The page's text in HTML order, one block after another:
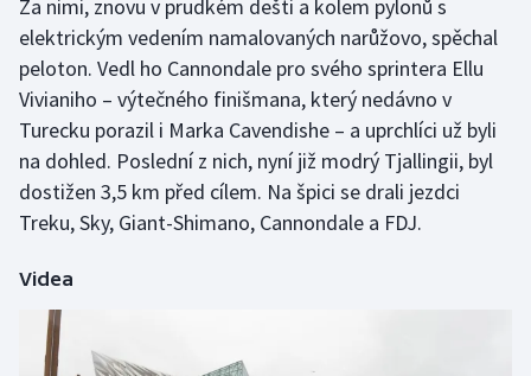
Za nimi, znovu v prudkém dešti a kolem pylonů s
elektrickým vedením namalovaných narůžovo, spěchal
peloton. Vedl ho Cannondale pro svého sprintera Ellu
Vivianiho – výtečného finišmana, který nedávno v
Turecku porazil i Marka Cavendishe – a uprchlíci už byli
na dohled. Poslední z nich, nyní již modrý Tjallingii, byl
dostižen 3,5 km před cílem. Na špici se drali jezdci
Treku, Sky, Giant-Shimano, Cannondale a FDJ.
Videa